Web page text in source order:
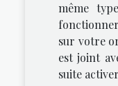
même
sur votre
est joint
suite